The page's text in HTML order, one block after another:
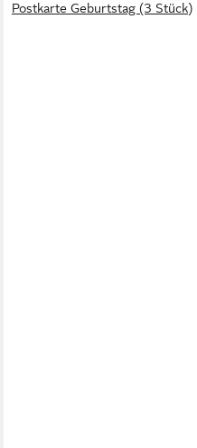
Postkarte Geburtstag (3 Stück)